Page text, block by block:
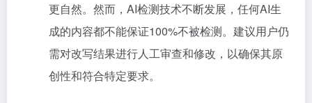
更自然。然而，AI检测技术不断发展，任何AI生
成的内容都不能保证100%不被检测。建议用户仍
需对改写结果进行人工审查和修改，以确保其原
创性和符合特定要求。